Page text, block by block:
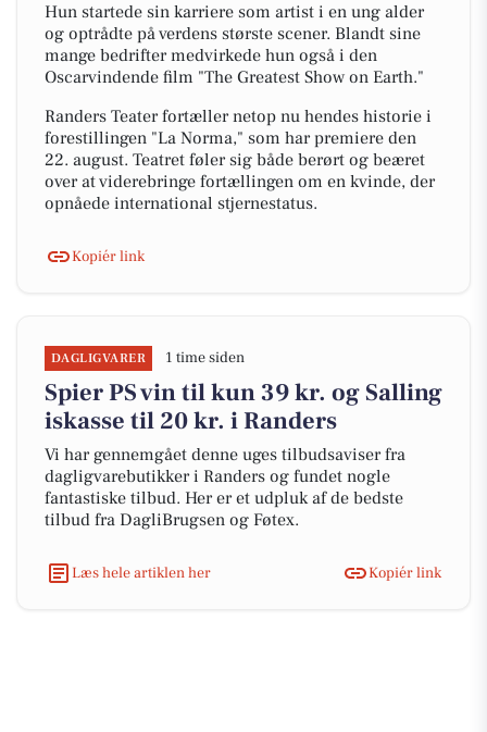
Hun startede sin karriere som artist i en ung alder
og optrådte på verdens største scener. Blandt sine
mange bedrifter medvirkede hun også i den
Oscarvindende film "The Greatest Show on Earth."
Randers Teater fortæller netop nu hendes historie i
forestillingen "La Norma," som har premiere den
22. august. Teatret føler sig både berørt og beæret
over at viderebringe fortællingen om en kvinde, der
opnåede international stjernestatus.
Kopiér link
DAGLIGVARER 1 time siden
Spier PS vin til kun 39 kr. og Salling
iskasse til 20 kr. i Randers
Vi har gennemgået denne uges tilbudsaviser fra
dagligvarebutikker i Randers og fundet nogle
fantastiske tilbud. Her er et udpluk af de bedste
tilbud fra DagliBrugsen og Føtex.
Læs hele artiklen her Kopiér link